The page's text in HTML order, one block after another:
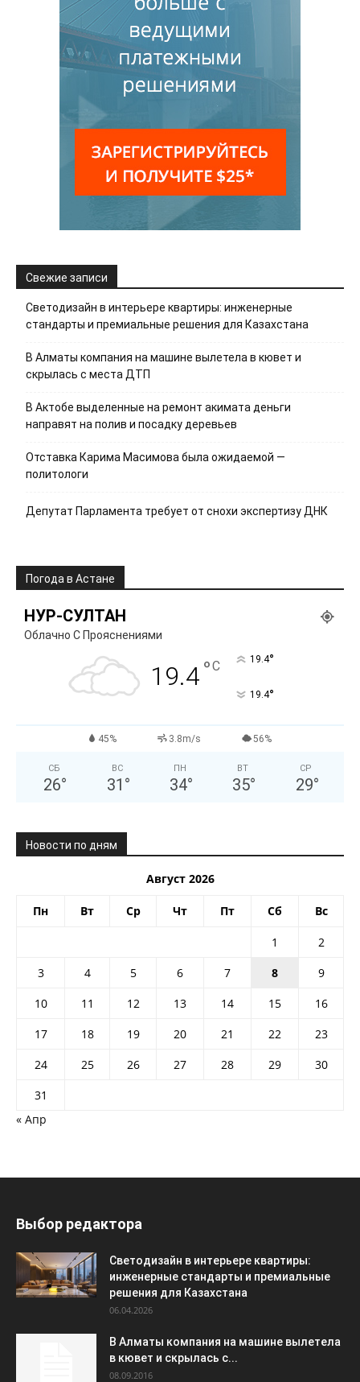
Свежие записи
Светодизайн в интерьере квартиры: инженерные
стандарты и премиальные решения для Казахстана
В Алматы компания на машине вылетела в кювет и
скрылась с места ДТП
В Актобе выделенные на ремонт акимата деньги
направят на полив и посадку деревьев
Отставка Карима Масимова была ожидаемой —
политологи
Депутат Парламента требует от снохи экспертизу ДНК
Погода в Астане
НУР-СУЛТАН
Облачно С Прояснениями
19.4°C 19.4°
19.4°
45% 3.8m/s 56%
СБ
26°
ВС
31 °
ПН
34°
ВТ
35°
СР
29°
Новости по дням
Август 2026
Пн Вт Ср Чт Пт Сб Вс
1
2
3
4 5 6 7 8
9
10
11 12 13 14 15
16
17
18 19 20 21 22
23
24
25 26 27 28 29
30
31
« Апр
Выбор редактора
Светодизайн в интерьере квартиры:
инженерные стандарты и премиальные
решения для Казахстана
06.04.2026
В Алматы компания на машине вылетела
в кювет и скрылась с...
08.09.2016